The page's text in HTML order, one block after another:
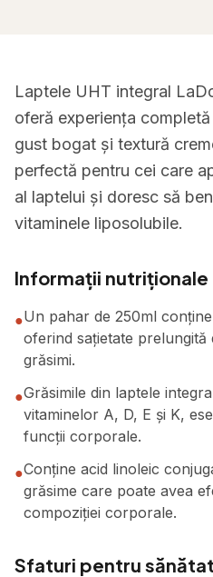
Laptele UHT integral
oferă experiența
gust bogat și textură
perfectă pentru cei care
al laptelui și doresc să
vitaminele liposolubile.
Informații nutriționale
●Un pahar de 250ml
oferind sațietate
grăsimi.
●Grăsimile din laptele
vitaminelor A, D, E și K,
funcții corporale.
●Conține acid linoleic
grăsime care poate avea
compoziției corporale.
Sfaturi pentru